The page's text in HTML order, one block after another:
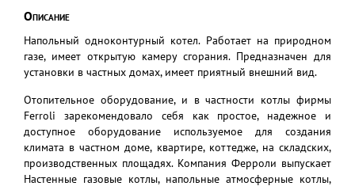
Описание
Напольный одноконтурный котел. Работает на природном
газе, имеет открытую камеру сгорания. Предназначен для
установки в частных домах, имеет приятный внешний вид.
Отопительное оборудование, и в частности котлы фирмы
Ferroli зарекомендовало себя как простое, надежное и
доступное оборудование используемое для создания
климата в частном доме, квартире, коттедже, на складских,
производственных площадях. Компания Ферроли выпускает
Настенные газовые котлы, напольные атмосферные котлы,